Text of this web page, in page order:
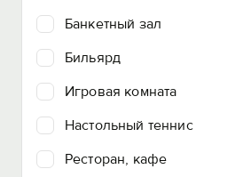
Банкетный зал
Бильярд
Игровая комната
Настольный теннис
Ресторан, кафе